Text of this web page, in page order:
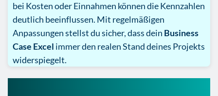
bei Kosten oder Einnahmen können die Kennzahlen
deutlich beeinflussen. Mit regelmäßigen
Anpassungen stellst du sicher, dass dein Business
Case Excel immer den realen Stand deines Projekts
widerspiegelt.